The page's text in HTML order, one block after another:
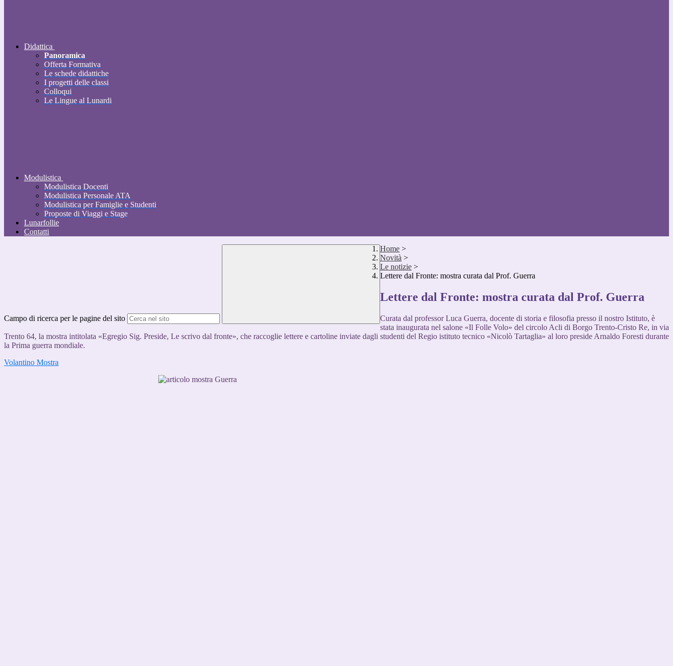
Didattica
Panoramica
Offerta Formativa
Le schede didattiche
I progetti delle classi
Colloqui
Le Lingue al Lunardi
Modulistica
Modulistica Docenti
Modulistica Personale ATA
Modulistica per Famiglie e Studenti
Proposte di Viaggi e Stage
Lunarfollie
Contatti
Campo di ricerca per le pagine del sito
Home >
Novità >
Le notizie >
Lettere dal Fronte: mostra curata dal Prof. Guerra
Lettere dal Fronte: mostra curata dal Prof. Guerra
Curata dal professor Luca Guerra, docente di storia e filosofia presso il nostro Istituto, è
stata inaugurata nel salone «Il Folle Volo» del circolo Acli di Borgo Trento-Cristo Re, in via
Trento 64, la mostra intitolata «Egregio Sig. Preside, Le scrivo dal fronte», che raccoglie lettere e cartoline inviate dagli studenti del Regio istituto tecnico «Nicolò Tartaglia» al loro preside Arnaldo Foresti durante
la Prima guerra mondiale.
Volantino Mostra